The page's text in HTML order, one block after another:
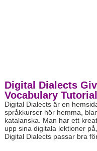
Digital Dialects
Vocabulary
Digital Dialects är en
språkkurser hör hemma,
katalanska. Man har ett
upp sina digitala lektioner
Digital Dialects passar bra